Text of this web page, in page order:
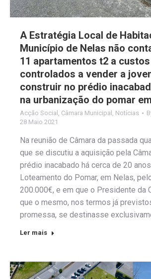
A Estratégia Local de
Município de Nelas não
11 apartamentos t2 a custos
controlados a vender a
construir no prédio
na urbanização do pomar
Acção Social Câmara Municipal Notícias
28 Maio 2021
Na reunião de Câmara da passada
que se discutiu a aquisição pela
prédio inacabado há cerca de 20
Loteamento do Pomar, em Nelas,
200.000€, e em que o Presidente da
que o mesmo, nos termos já
promessa, se destinasse
Ler mais